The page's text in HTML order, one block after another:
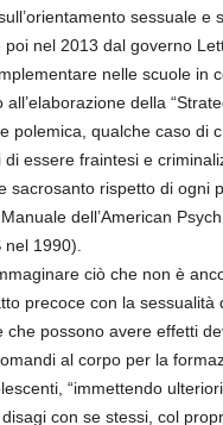
sessuale e
nel 2013 dal governo
nelle scuole in
della
polemica, qualche caso di
essere fraintesi e
rispetto di ogni
dell’American
1990).
ciò che non è
precoce con la
possono avere effetti
al corpo per la
“immettendo
con se stessi, col